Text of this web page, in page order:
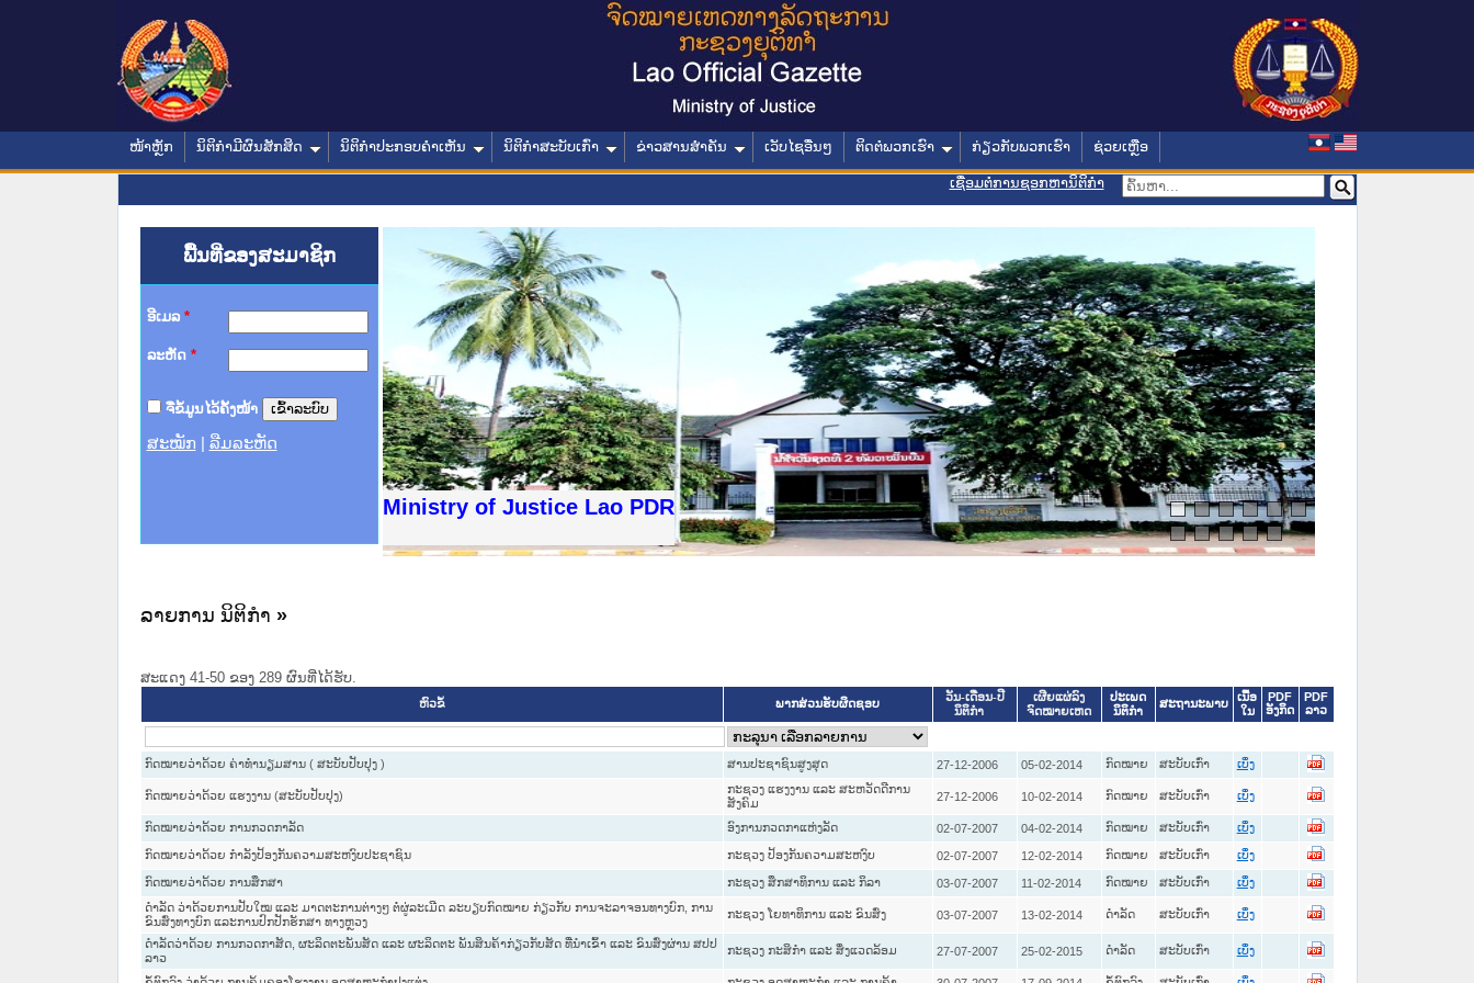
ໜ້າຫຼັກ ນິຕິກໍາມີຜົນສັກສິດ ນິຕິກໍາປະກອບຄໍາເຫັນ ນິຕິກໍາສະບັບເກົ່າ ຂ່າວສານສໍາຄັນ ເວັບໄຊອື່ນໆ ຕິດຕໍ່ພວກເຮົາ ກ່ຽວກັບພວກເຮົາ ຊ່ວຍເຫຼືອ
ເຊື່ອມຕໍ່ການຊອກຫານິຕິກຳ
ພື້ນທີ່ຂອງສະມາຊິກ
ອີເມລ *
ລະຫັດ *
ຈື່ຂໍ້ມູນໄວ້ຄັ້ງໜ້າ
ສະໝັກ ລືມລະຫັດ
Ministry of Justice Lao PDR
ານສະພາປະຊາຊົນ ພາກເໜືອ
ທາງລັດຖະການ
ສຳລັບ ພາກກາງ
ສຳລັບ ພາກໃຕ້
ວິທະຍາຄານຕຳຫຼວດປະຊາຊົນ
ວິທະຍາຄານສັນຕິບານປະຊາຊົນ
ຂັ້ນແຂວງພາກເໜືອ
ານສະພາປະຊາຊົນ ພາກກາງ
ລາຍການ ນິຕິກໍາ »
ສະແດງ 41-50 ຂອງ 289 ຜົນທີ່ໄດ້ຮັບ.
ຫົວຂໍ້ ພາກສ່ວນຮັບຜິດຊອບ
ວັນ-ເດືອນ-ປີ
ນິຕິກໍາ
ເຜີຍແຜ່ລົງ
ຈົດໝາຍເຫດ
ປະເພດ
ນິຕິກໍາ
ສະຖານະພາບ
ເນື້ອ
ໃນ
PDF
ອັງກິດ
PDF
ລາວ
ກົດໝາຍວ່າດ້ວຍ ຄ່າທຳນຽມສານ ( ສະບັບປັບປຸງ ) ສານປະຊາຊົນສູງສຸດ 27-12-2006 05-02-2014 ກົດໝາຍ ສະບັບເກົ່າ ເບິ່ງ
ກົດໝາຍວ່າດ້ວຍ ແຮງງານ (ສະບັບປັບປຸງ)
ກະຊວງ ແຮງງານ ແລະ ສະຫວັດດີການ
ສັງຄົມ
27-12-2006 10-02-2014 ກົດໝາຍ ສະບັບເກົ່າ ເບິ່ງ
ກົດໝາຍວ່າດ້ວຍ ການກວດກາລັດ ອົງການກວດກາແຫ່ງລັດ 02-07-2007 04-02-2014 ກົດໝາຍ ສະບັບເກົ່າ ເບິ່ງ
ກົດໝາຍວ່າດ້ວຍ ກຳລັງປ້ອງກັນຄວາມສະຫງົບປະຊາຊົນ ກະຊວງ ປ້ອງກັນຄວາມສະຫງົບ 02-07-2007 12-02-2014 ກົດໝາຍ ສະບັບເກົ່າ ເບິ່ງ
ກົດໝາຍວ່າດ້ວຍ ການສຶກສາ ກະຊວງ ສຶກສາທິການ ແລະ ກິລາ 03-07-2007 11-02-2014 ກົດໝາຍ ສະບັບເກົ່າ ເບິ່ງ
ດຳລັດ ວ່າດ້ວຍການປັບໃໝ ແລະ ມາດຕະການຕ່າງໆ ຕໍ່ຜູ່ລະເມີດ ລະບຽບກົດໝາຍ ກ່ຽວກັບ ການຈະລາຈອນທາງບົກ, ການ
ຂົນສົ່ງທາງບົກ ແລະການປົກປັກຮັກສາ ທາງຫຼວງ
ກະຊວງ ໂຍທາທິການ ແລະ ຂົນສົ່ງ 03-07-2007 13-02-2014 ດໍາລັດ ສະບັບເກົ່າ ເບິ່ງ
ດຳລັດວ່າດ້ວຍ ການກວດກາສັດ, ຜະລິດຕະພັນສັດ ແລະ ຜະລິດຕະ ພັນສິນຄ້າກ່ຽວກັບສັດ ທີ່ນຳເຂົ້າ ແລະ ຂົນສົ່ງຜ່ານ ສປປ
ລາວ
ກະຊວງ ກະສິກຳ ແລະ ສິ່ງແວດລ້ອມ 27-07-2007 25-02-2015 ດໍາລັດ ສະບັບເກົ່າ ເບິ່ງ